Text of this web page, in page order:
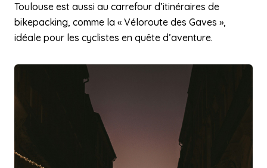
Toulouse est aussi au carrefour d’itinéraires de
bikepacking, comme la « Véloroute des Gaves »,
idéale pour les cyclistes en quête d’aventure.